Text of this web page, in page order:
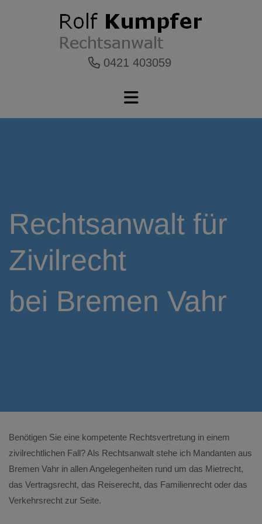
0421 403059
Rechtsanwalt für
Zivilrecht
bei Bremen Vahr
Benötigen Sie eine kompetente Rechtsvertretung in einem
zivilrechtlichen Fall? Als Rechtsanwalt stehe ich Mandanten aus
Bremen Vahr in allen Angelegenheiten rund um das Mietrecht,
das Vertragsrecht, das Reiserecht, das Familienrecht oder das
Verkehrsrecht zur Seite.